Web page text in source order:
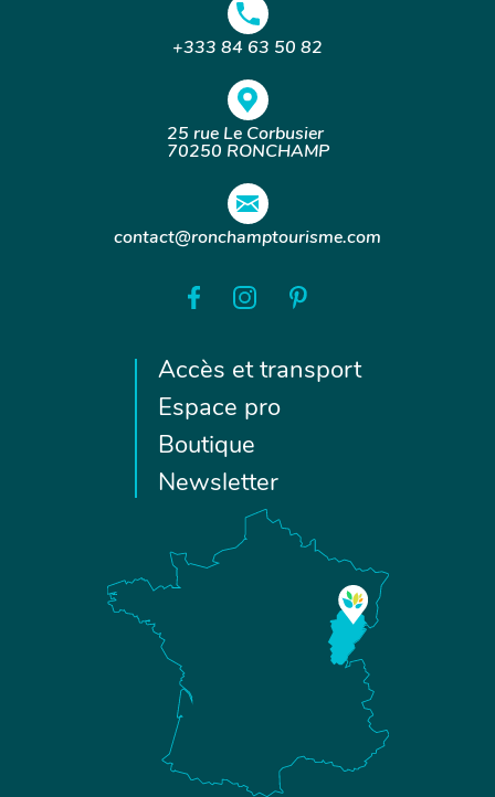
+333 84 63 50 82
25 rue Le Corbusier
70250 RONCHAMP
contact@ronchamptourisme.com
Accès et transport
Espace pro
Boutique
Newsletter